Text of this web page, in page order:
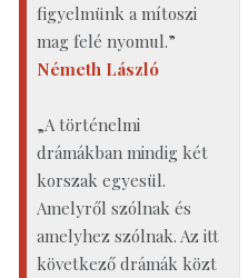
figyelmünk a mítoszi
mag felé nyomul.”
Németh László
„A történelmi
drámákban mindig két
korszak egyesül.
Amelyről szólnak és
amelyhez szólnak. Az itt
következő drámák közt